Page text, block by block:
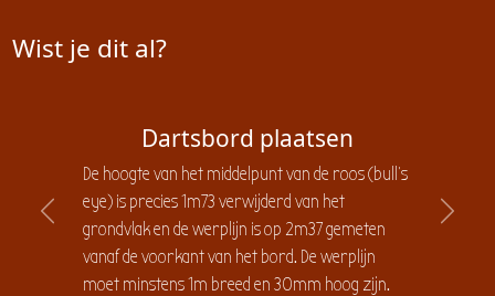
Wist je dit al?
Dartsbord plaatsen
De hoogte van het middelpunt van de roos (bull's
eye) is precies 1m73 verwijderd van het
grondvlak en de werplijn is op 2m37 gemeten
vanaf de voorkant van het bord. De werplijn
moet minstens 1m breed en 30mm hoog zijn.
Previous Next